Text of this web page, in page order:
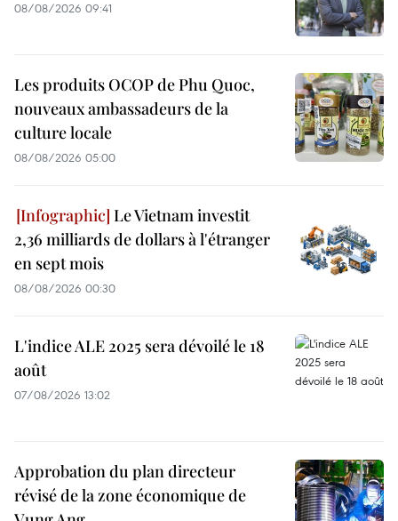
08/08/2026 09:41
Les produits OCOP de Phu Quoc,
nouveaux ambassadeurs de la
culture locale
08/08/2026 05:00
Le Vietnam investit
2,36 milliards de dollars à l'étranger
en sept mois
08/08/2026 00:30
L'indice ALE 2025 sera dévoilé le 18
août
07/08/2026 13:02
Approbation du plan directeur
révisé de la zone économique de